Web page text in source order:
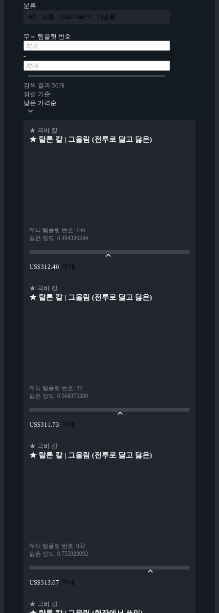
분류
All 보통 StatTrak™ 기념품
무늬 템플릿 번호
-
검색 결과 56개
정렬 기준:
낮은 가격순
★ 극비 칼
★ 탈론 칼 | 그을림 (전투로 닳고 닳은)
무늬 템플릿 번호: 156
닳은 정도: 0.494320244
US$312.46 구매
★ 극비 칼
★ 탈론 칼 | 그을림 (전투로 닳고 닳은)
무늬 템플릿 번호: 22
닳은 정도: 0.568375289
US$311.73 구매
★ 극비 칼
★ 탈론 칼 | 그을림 (전투로 닳고 닳은)
무늬 템플릿 번호: 952
닳은 정도: 0.755923092
US$313.07 구매
★ 극비 칼